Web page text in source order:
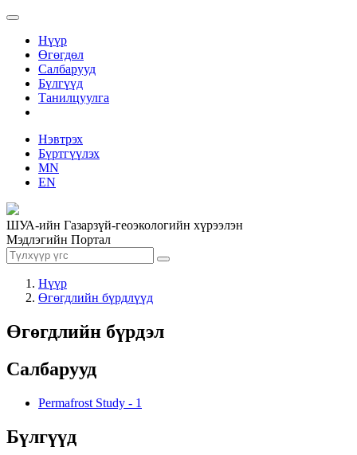
Нүүр
Өгөгдөл
Салбарууд
Бүлгүүд
Танилцуулга
Нэвтрэх
Бүртгүүлэх
MN
EN
ШУА-ийн Газарзүй-геоэкологийн хүрээлэн
Мэдлэгийн Портал
Нүүр
Өгөгдлийн бүрдлүүд
Өгөгдлийн бүрдэл
Салбарууд
Permafrost Study - 1
Бүлгүүд